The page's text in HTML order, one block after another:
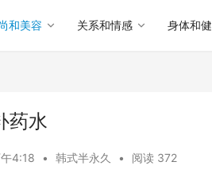
和美容 关系和情感 身体和
药水
4:18 • 韩式半永久 • 阅读 372